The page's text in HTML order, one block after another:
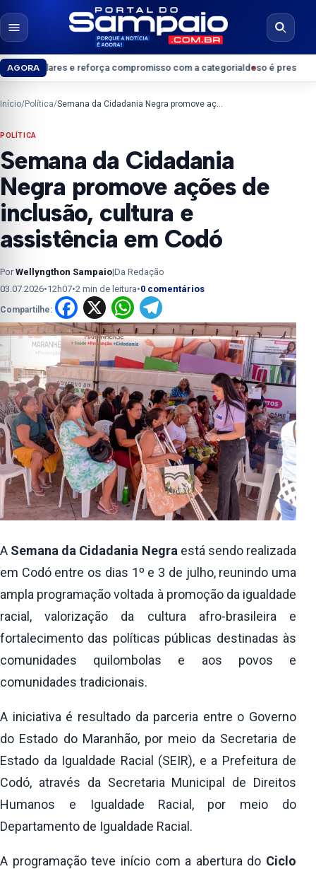
Pular para o conteúdo
Abrir menu
Abrir
AGORA
reforça compromisso com a categoriaIdoso é preso suspeito de
Início/Política/ Semana da Cidadania Negra promove ações de inclusão, cultura e assistência em Codó
POLÍTICA
Semana da Cidadania
Negra promove ações de
inclusão, cultura e
assistência em Codó
PorWellyngthon Sampaio|Da Redação
03.07.2026•12h07•2 min de leitura•0 comentários
Compartilhe: Facebook
X WhatsApp
A Semana da Cidadania Negra está sendo realizada
em Codó entre os dias 1º e 3 de julho, reunindo uma
ampla programação voltada à promoção da igualdade
racial, valorização da cultura afro-brasileira e
fortalecimento das políticas públicas destinadas às
comunidades quilombolas e aos povos e
comunidades tradicionais.
A iniciativa é resultado da parceria entre o Governo
do Estado do Maranhão, por meio da Secretaria de
Estado da Igualdade Racial (SEIR), e a Prefeitura de
Codó, através da Secretaria Municipal de Direitos
Humanos e Igualdade Racial, por meio do
Departamento de Igualdade Racial.
A programação teve início com a abertura do Ciclo